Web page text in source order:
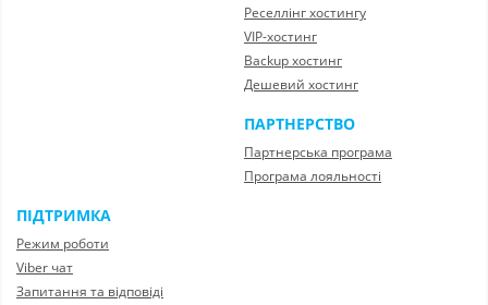
Реселлінг хостингу
VIP-хостинг
Backup хостинг
Дешевий хостинг
ПАРТНЕРСТВО
Партнерська програма
Програма лояльності
ПІДТРИМКА
Режим роботи
Viber чат
Запитання та відповіді